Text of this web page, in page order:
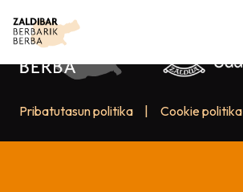
Pribatutasun politika Cookie politika